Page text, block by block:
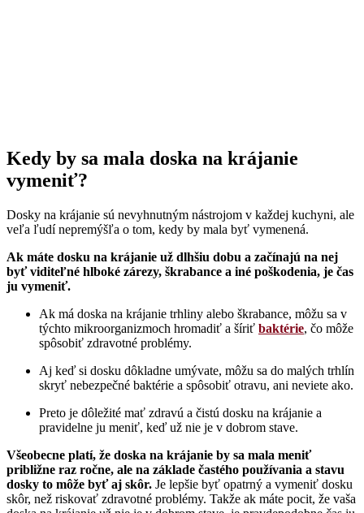
Kedy by sa mala doska na krájanie
vymeniť?
Dosky na krájanie sú nevyhnutným nástrojom v každej kuchyni, ale
veľa ľudí nepremýšľa o tom, kedy by mala byť vymenená.
Ak máte dosku na krájanie už dlhšiu dobu a začínajú na nej
byť viditeľné hlboké zárezy, škrabance a iné poškodenia, je čas
ju vymeniť.
Ak má doska na krájanie trhliny alebo škrabance, môžu sa v
týchto mikroorganizmoch hromadiť a šíriť baktérie, čo môže
spôsobiť zdravotné problémy.
Aj keď si dosku dôkladne umývate, môžu sa do malých trhlín
skryť nebezpečné baktérie a spôsobiť otravu, ani neviete ako.
Preto je dôležité mať zdravú a čistú dosku na krájanie a
pravidelne ju meniť, keď už nie je v dobrom stave.
Všeobecne platí, že doska na krájanie by sa mala meniť
približne raz ročne, ale na základe častého používania a stavu
dosky to môže byť aj skôr. Je lepšie byť opatrný a vymeniť dosku
skôr, než riskovať zdravotné problémy. Takže ak máte pocit, že vaša